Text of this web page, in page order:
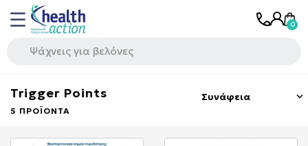
Trigger Points
5 ΠΡΟΪΌΝΤΑ
Συνάφεια 